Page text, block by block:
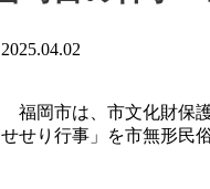
2025.04.02
福岡市は、市文化財保
せせり行事」を市無形民